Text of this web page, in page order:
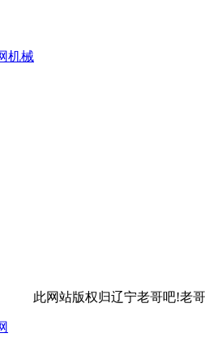
此网站版权归辽宁老哥吧!老哥交